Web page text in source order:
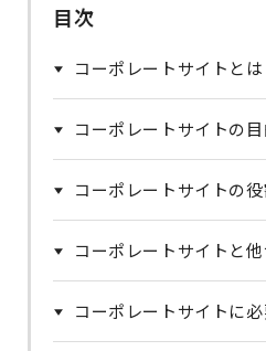
目次
コーポレートサイトとは
コーポレートサイトの
コーポレートサイトの
コーポレートサイトと
コーポレートサイトに